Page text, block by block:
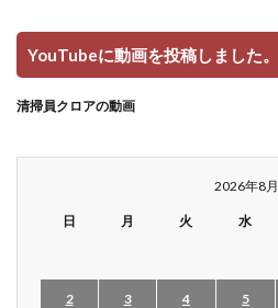
YouTubeに動画を投稿しました。
清掃員クロアの動画
2026年8月
日 月 火 水
2 3 4 5